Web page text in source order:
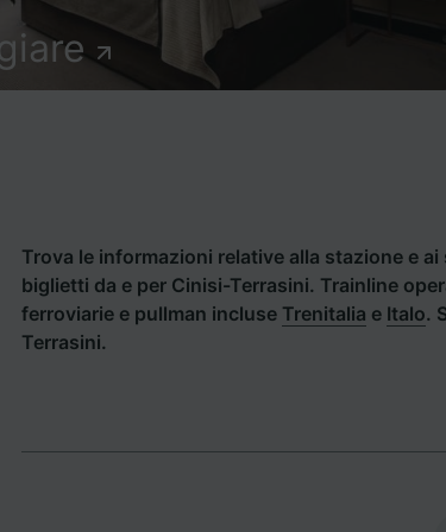
Trova le informazioni relative alla stazione e
biglietti da e per Cinisi-Terrasini. Trainline
ferroviarie e pullman incluse Trenitalia e Italo.
Terrasini.